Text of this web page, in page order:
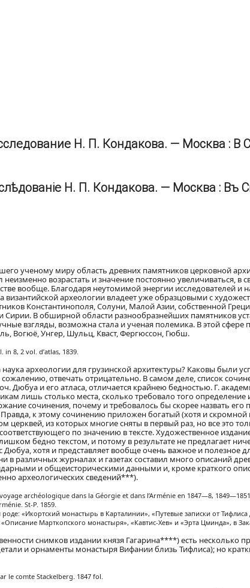
Н. П. Кондакова. — Москва : В
Н. П. Кондакова. — Москва : Въ
ученому миру область древних памятников церковной
возрастать и значение постоянно увеличиваться, в
вообще. Благодаря неутомимой энергии исследователей и
византийской археологии владеет уже образцовыми с
Константинополя, Солуни, Малой Азии, собственной
В обширной области разнообразнейших памятников
взгляды, возможна стала и ученая полемика. В этой сфере
Вогюё, Унгер, Шульц, Кваст, Фергюссон, Гюбш.
8, 2 vol. d’atlas, 1839.
археологии для грузинской архитектуры? Каковы были
отвечать отрицательно. В самом деле, список
Дюбуа и его атласа, отличается крайнею бедностью. Г.
лишь столько места, сколько требовало того определение
сочинения, почему и требовалось бы скорее назвать его
к этому сочинению приложен богатый (хотя и скромной
церквей, из которых многие сняты в первый раз, но все это
по значению в тексте. Художественное
бедно текстом, и потому в результате не предлагает
хотя и представляет вообще очень важное и полезное
в различных журналах и газетах составил много описаний
и общеисторическими данными и, кроме краткого
археологических сведений***).
archéologique dans la Géorgie et dans l’Arménie en 1847—8,
St-P. 1859.
«Икортский монастырь в Карталинии», «Путевые записки от Тифлиса
Марткопского монастыря», «Кавтис-Хев» и «Эрта Цминда», в
снимков издании князя Гагарина****) есть несколько
и орнаменты монастыря Вифании близь Тифлиса); но
le comte Stackelberg. 1847 fol.